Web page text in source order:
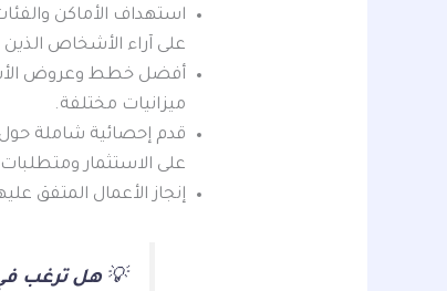
على آراء الأشخاص
أفضل خطط وعروض
ميزانيات مختلفة.
على الاستثمار
إنجاز الأعمال المتفق
💡هل ترغب